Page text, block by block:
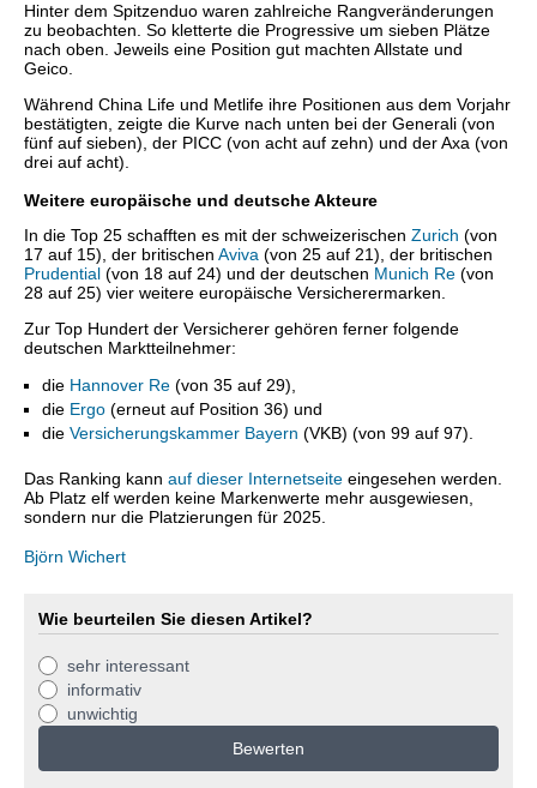
Hinter dem Spitzenduo waren zahlreiche Rangveränderungen
zu beobachten. So kletterte die Progressive um sieben Plätze
nach oben. Jeweils eine Position gut machten Allstate und
Geico.
Während China Life und Metlife ihre Positionen aus dem Vorjahr
bestätigten, zeigte die Kurve nach unten bei der Generali (von
fünf auf sieben), der PICC (von acht auf zehn) und der Axa (von
drei auf acht).
Weitere europäische und deutsche Akteure
In die Top 25 schafften es mit der schweizerischen Zurich (von
17 auf 15), der britischen Aviva (von 25 auf 21), der britischen
Prudential (von 18 auf 24) und der deutschen Munich Re (von
28 auf 25) vier weitere europäische Versicherermarken.
Zur Top Hundert der Versicherer gehören ferner folgende
deutschen Marktteilnehmer:
die Hannover Re (von 35 auf 29),
die Ergo (erneut auf Position 36) und
die Versicherungskammer Bayern (VKB) (von 99 auf 97).
Das Ranking kann auf dieser Internetseite eingesehen werden.
Ab Platz elf werden keine Markenwerte mehr ausgewiesen,
sondern nur die Platzierungen für 2025.
Björn Wichert
Wie beurteilen Sie diesen Artikel?
sehr interessant
informativ
unwichtig
Bewerten